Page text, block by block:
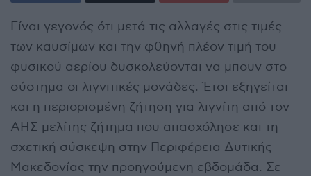
Είναι γεγονός ότι μετά τις αλλαγές στις τιμές
των καυσίμων και την φθηνή πλέον τιμή του
φυσικού αερίου δυσκολεύονται να μπουν στο
σύστημα οι λιγνιτικές μονάδες. Έτσι εξηγείται
και η περιορισμένη ζήτηση για λιγνίτη από τον
ΑΗΣ μελίτης ζήτημα που απασχόλησε και τη
σχετική σύσκεψη στην Περιφέρεια Δυτικής
Μακεδονίας την προηγούμενη εβδομάδα. Σε